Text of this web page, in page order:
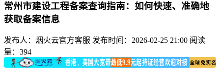
常州市建设工程备案查询指南：如何快速、准确地
获取备案信息
发布人：烟火云官方客服 发布时间：2026-02-25 21:00 阅读
量：394